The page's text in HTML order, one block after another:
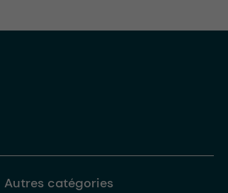
Autres catégories